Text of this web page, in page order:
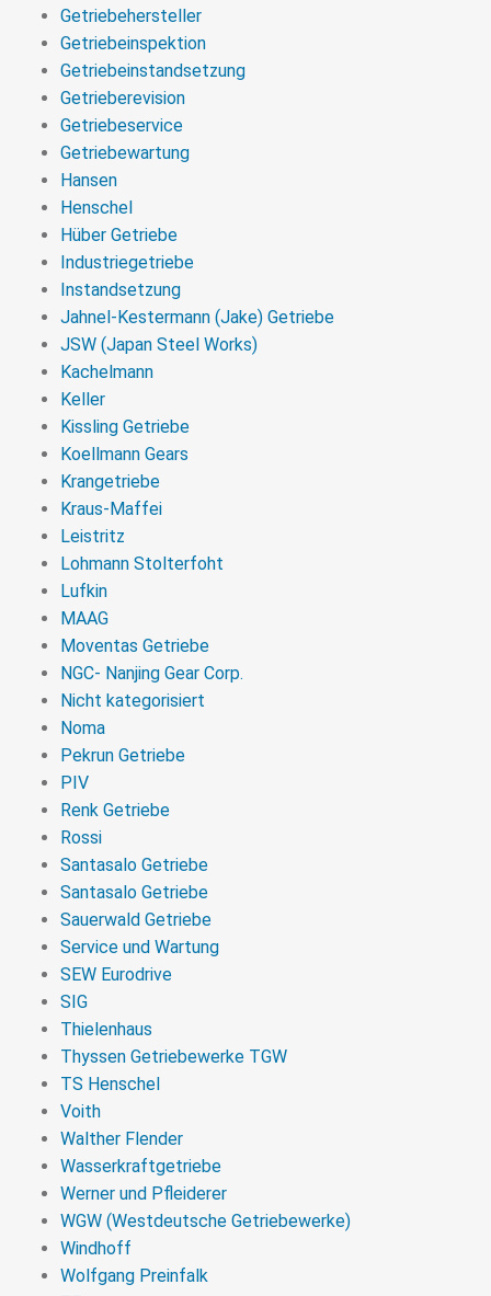
Getriebehersteller
Getriebeinspektion
Getriebeinstandsetzung
Getrieberevision
Getriebeservice
Getriebewartung
Hansen
Henschel
Hüber Getriebe
Industriegetriebe
Instandsetzung
Jahnel-Kestermann (Jake) Getriebe
JSW (Japan Steel Works)
Kachelmann
Keller
Kissling Getriebe
Koellmann Gears
Krangetriebe
Kraus-Maffei
Leistritz
Lohmann Stolterfoht
Lufkin
MAAG
Moventas Getriebe
NGC- Nanjing Gear Corp.
Nicht kategorisiert
Noma
Pekrun Getriebe
PIV
Renk Getriebe
Rossi
Santasalo Getriebe
Santasalo Getriebe
Sauerwald Getriebe
Service und Wartung
SEW Eurodrive
SIG
Thielenhaus
Thyssen Getriebewerke TGW
TS Henschel
Voith
Walther Flender
Wasserkraftgetriebe
Werner und Pfleiderer
WGW (Westdeutsche Getriebewerke)
Windhoff
Wolfgang Preinfalk